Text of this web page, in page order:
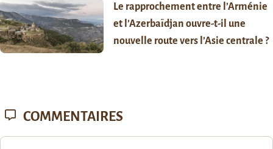
Le rapprochement entre l’Arménie
et l’Azerbaïdjan ouvre-t-il une
nouvelle route vers l’Asie centrale ?
COMMENTAIRES